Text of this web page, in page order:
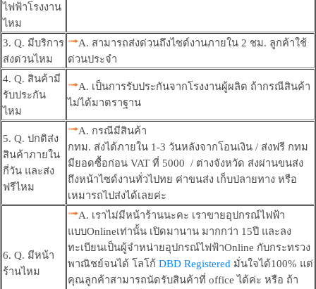
ไฟฟ้าโรงงาน
ไหม
3. Q. มีบริการ
ส่งด่วนไหม
A. สามารถส่งด่วนถึงไซด์งานภายใน 2 ชม. ลูกค้าใช้
ด่วนประจำ
4. Q. สินค้ามี
รับประกัน
ไหม
A. เป็นการรับประกันจากโรงงานผู้ผลิต ถ้ากรณีสินค้า
ไม่ได้มาตราฐาน
5. Q. ปกติส่ง
สินค้าภายใน
กี่วัน และส่ง
ฟรีไหม
A. กรณีมีสินค้า
กทม. ส่งได้ภายใน 1-3 วันหลังจากโอนเงิน / ส่งฟรี กทม
มียอดซื้อก่อน VAT ที่ 5000 / ต่างจังหวัด ส่งผ่านขนส่ง
ถึงหน้าไซด์งานทั่วไปทย ค่าขนส่ง เก็บปลายทาง หรือ
เหมารถไปส่งได้เลยค่ะ
6. Q. มีหน้า
ร้านไหม
A. เราไม่มีหน้าร้านนะคะ เราขายอุปกรณ์ไฟฟ้า
แบบOnlineเท่านั้น เปิดมานาน มากกว่า 15ปี และลง
ทะเบียนเป็นผู้จำหน่ายอุปกรณ์ไฟฟ้าOnline กับกระทรวง
พาณิชย์จนได้ โลโก้ DBD Registered มั่นใจได้100% แต่
คุณลูกค้าสามารถนัดรับสินค้าที่ office ได้ค่ะ หรือ ถ้า